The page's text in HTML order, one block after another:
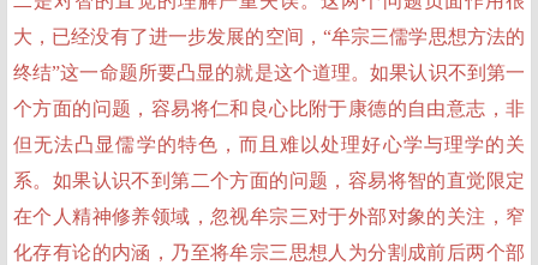
大，已经没有了进一步发展的空间，“牟宗三儒学思想方法的
终结”这一命题所要凸显的就是这个道理。如果认识不到第一
个方面的问题，容易将仁和良心比附于康德的自由意志，非
但无法凸显儒学的特色，而且难以处理好心学与理学的关
系。如果认识不到第二个方面的问题，容易将智的直觉限定
在个人精神修养领域，忽视牟宗三对于外部对象的关注，窄
化存有论的内涵，乃至将牟宗三思想人为分割成前后两个部